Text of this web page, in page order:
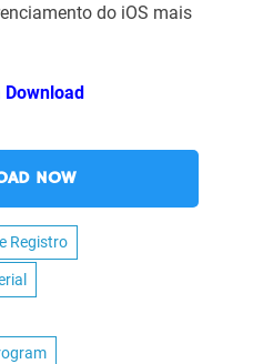
do iOS mais
Download
NOW
Registro